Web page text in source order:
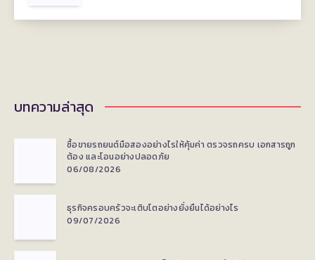
บทความล่าสุด
ซื้อขายรถยนต์มือสองอย่างไรให้คุ้มค่า ตรวจรถครบ เอกสารถูก
ต้อง และโอนอย่างปลอดภัย
06/08/2026
ธุรกิจครอบครัวจะเติบโตอย่างยั่งยืนได้อย่างไร
09/07/2026